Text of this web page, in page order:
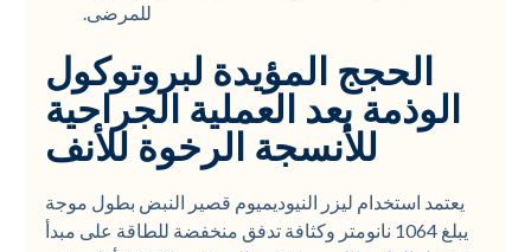
للمرضى.
الحجج المؤيدة لبروتوكول
الوذمة بعد العملية الجراحية
للأنسجة الرخوة للأنف
يعتمد استخدام ليزر النيوديميوم قصير النبض بطول موجة
يبلغ 1064 نانومتر وكثافة تدفق منخفضة للطاقة على مبدأ